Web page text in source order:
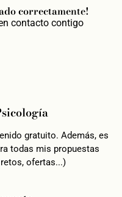
correctamente!
contacto contigo
gratuito. Además, es
todas mis propuestas
ofertas...)